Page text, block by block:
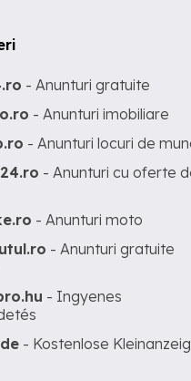
- Anunturi gratuite
- Anunturi imobiliare
- Anunturi locuri de
- Anunturi cu oferte
- Anunturi moto
- Anunturi gratuite
- Ingyenes
- Kostenlose